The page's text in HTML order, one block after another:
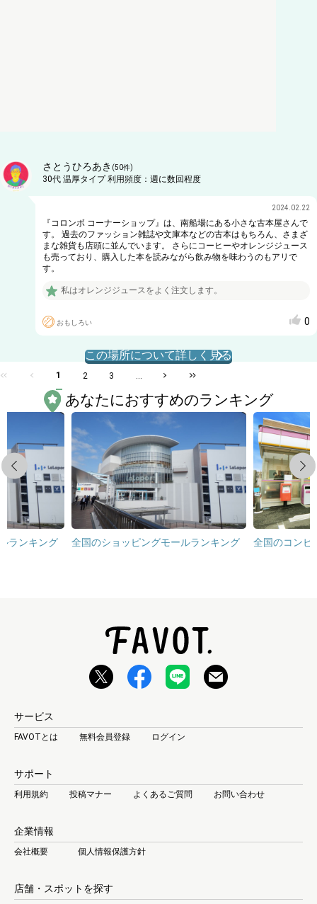
さとうひろあき (50件)
30代 温厚タイプ利用頻度： 週に数回程度
2024.02.22
『コロンボ コーナーショップ』は、南船場にある小さな古本屋さんで
す。 過去のファッション雑誌や文庫本などの古本はもちろん、さまざ
まな雑貨も店頭に並んでいます。 さらにコーヒーやオレンジジュース
も売っており、購入した本を読みながら飲み物を味わうのもアリで
す。
私はオレンジジュースをよく注文します。
おもしろい 0
この場所について詳しく見る
1 2 3 ...
あなたにおすすめのランキング
Previous
ランキング 全国のショッピングモールランキング 全国のコンビ
Next
サービス
FAVOTとは 無料会員登録 ログイン
サポート
利用規約 投稿マナー よくあるご質問 お問い合わせ
企業情報
会社概要 個人情報保護方針
店舗・スポットを探す